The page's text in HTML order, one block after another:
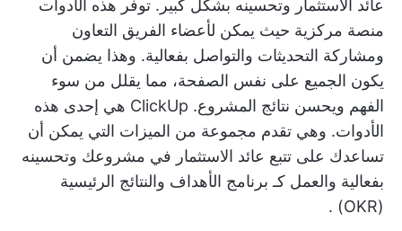
عائد الاستثمار وتحسينه بشكل كبير. توفر هذه الأدوات
منصة مركزية حيث يمكن لأعضاء الفريق التعاون
ومشاركة التحديثات والتواصل بفعالية. وهذا يضمن أن
يكون الجميع على نفس الصفحة، مما يقلل من سوء
الفهم ويحسن نتائج المشروع. ClickUp هي إحدى هذه
الأدوات. وهي تقدم مجموعة من الميزات التي يمكن أن
تساعدك على تتبع عائد الاستثمار في مشروعك وتحسينه
بفعالية والعمل كـ برنامج الأهداف والنتائج الرئيسية
(OKR)
.